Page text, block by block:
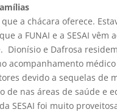
a chácara oferece.
a FUNAI e a SESAI
e Dafrosa
acompanhamento
devido a sequelas de
de nas áreas de saúde e
SESAI foi muito